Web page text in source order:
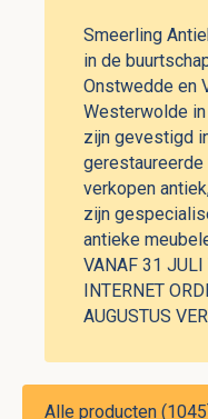
Smeerling
in de
Onstwedde en
Westerwolde in
zijn gevestigd
verkopen
zijn
antieke
VANAF 31 JULI
INTERNET
AUGUSTUS